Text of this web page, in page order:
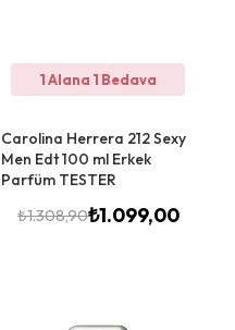
1 Alana 1 Bedava
Carolina Herrera 212 Sexy
Men Edt 100 ml Erkek
Parfüm TESTER
₺1.308,90₺1.099,00